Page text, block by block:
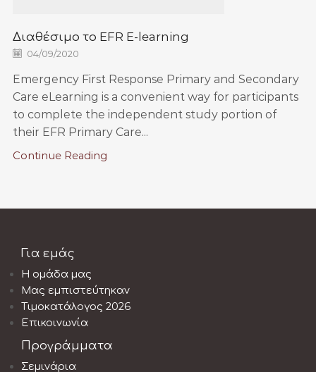
Διαθέσιμο το EFR E-learning
04/09/2020
Emergency First Response Primary and Secondary
Care eLearning is a convenient way for participants
to complete the independent study portion of
their EFR Primary Care...
Continue Reading
Για εμάς
Η ομάδα μας
Μας εμπιστεύτηκαν
Τιμοκατάλογος 2026
Επικοινωνία
Προγράμματα
Σεμινάρια